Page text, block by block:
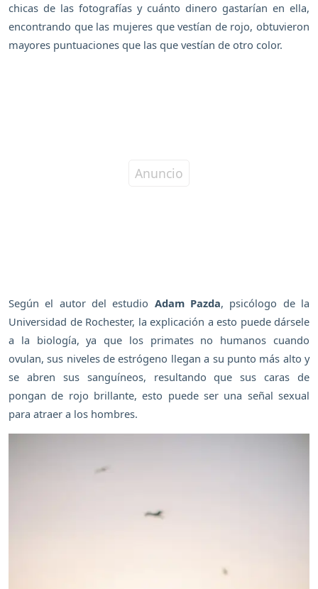
chicas de las fotografías y cuánto dinero gastarían en ella,
encontrando que las mujeres que vestían de rojo, obtuvieron
mayores puntuaciones que las que vestían de otro color.
Según el autor del estudio Adam Pazda, psicólogo de la
Universidad de Rochester, la explicación a esto puede dársele
a la biología, ya que los primates no humanos cuando
ovulan, sus niveles de estrógeno llegan a su punto más alto y
se abren sus sanguíneos, resultando que sus caras de
pongan de rojo brillante, esto puede ser una señal sexual
para atraer a los hombres.